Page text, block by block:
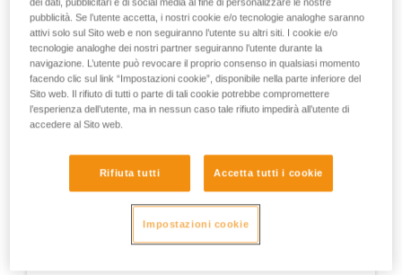
Esempi Esempi
Esempi di situazioni a rischio sul campo
1. APERTURA DELLA LEVA, LAVORO CON LEVA
dei dati, pubblicitari e di social media al fine di personalizzare le nostre
pubblicità. Se l’utente accetta, i nostri cookie e/o tecnologie analoghe saranno
attivi solo sul Sito web e non seguiranno l’utente su altri siti. I cookie e/o
tecnologie analoghe dei nostri partner seguiranno l’utente durante la
navigazione. L’utente può revocare il proprio consenso in qualsiasi momento
facendo clic sul link “Impostazioni cookie”, disponibile nella parte inferiore del
Sito web. Il rifiuto di tutti o parte di tali cookie potrebbe compromettere
l’esperienza dell’utente, ma in nessun caso tale rifiuto impedirà all’utente di
accedere al Sito web.
Rifiuta tutti Accetta tutti i cookie
Impostazioni cookie